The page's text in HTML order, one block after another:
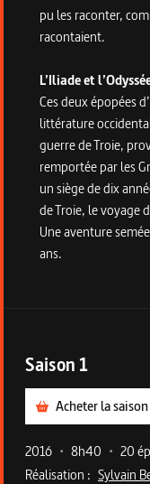
pu les raconter,
racontaient.
L’Iliade et
Ces deux épopées
littérature
guerre de Troie,
remportée par les
un siège de dix
de Troie, le voyage
Une aventure
ans.
Saison1
Saison 1
Acheter la saison
2016 • 8h40 • 20
Réalisation : Sylvain